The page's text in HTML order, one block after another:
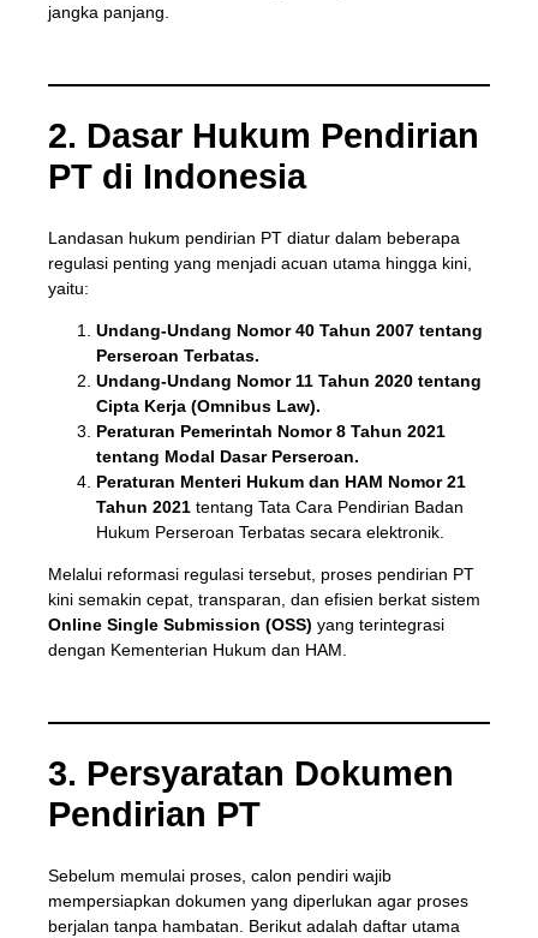
jangka panjang.
2. Dasar Hukum Pendirian
PT di Indonesia
Landasan hukum pendirian PT diatur dalam beberapa
regulasi penting yang menjadi acuan utama hingga kini,
yaitu:
Undang-Undang Nomor 40 Tahun 2007 tentang
Perseroan Terbatas.
Undang-Undang Nomor 11 Tahun 2020 tentang
Cipta Kerja (Omnibus Law).
Peraturan Pemerintah Nomor 8 Tahun 2021
tentang Modal Dasar Perseroan.
Peraturan Menteri Hukum dan HAM Nomor 21
Tahun 2021tentang Tata Cara Pendirian Badan
Hukum Perseroan Terbatas secara elektronik.
Melalui reformasi regulasi tersebut, proses pendirian PT
kini semakin cepat, transparan, dan efisien berkat sistem
Online Single Submission (OSS) yang terintegrasi
dengan Kementerian Hukum dan HAM.
3. Persyaratan Dokumen
Pendirian PT
Sebelum memulai proses, calon pendiri wajib
mempersiapkan dokumen yang diperlukan agar proses
berjalan tanpa hambatan. Berikut adalah daftar utama